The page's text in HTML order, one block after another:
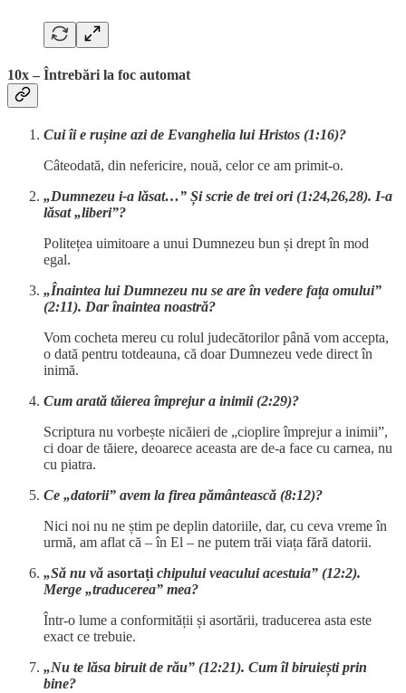
10x – Întrebări la foc automat
Cui îi e rușine azi de Evanghelia lui Hristos (1:16)?
Câteodată, din nefericire, nouă, celor ce am primit-o.
„Dumnezeu i-a lăsat…” Și scrie de trei ori (1:24,26,28). I-a
lăsat „liberi”?
Politețea uimitoare a unui Dumnezeu bun și drept în mod
egal.
„Înaintea lui Dumnezeu nu se are în vedere fața omului”
(2:11). Dar înaintea noastră?
Vom cocheta mereu cu rolul judecătorilor până vom accepta,
o dată pentru totdeauna, că doar Dumnezeu vede direct în
inimă.
Cum arată tăierea împrejur a inimii (2:29)?
Scriptura nu vorbește nicăieri de „cioplire împrejur a inimii”,
ci doar de tăiere, deoarece aceasta are de-a face cu carnea, nu
cu piatra.
Ce „datorii” avem la firea pământească (8:12)?
Nici noi nu ne știm pe deplin datoriile, dar, cu ceva vreme în
urmă, am aflat că – în El – ne putem trăi viața fără datorii.
„Să nu vă asortați chipului veacului acestuia” (12:2).
Merge „traducerea” mea?
Într-o lume a conformității și asortării, traducerea asta este
exact ce trebuie.
„Nu te lăsa biruit de rău” (12:21). Cum îl biruiești prin
bine?